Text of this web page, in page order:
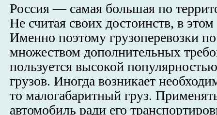
Россия — самая большая по
Не считая своих достоинств, в
Именно поэтому грузоперевозки
множеством дополнительных
пользуется высокой
грузов. Иногда возникает
то малогабаритный груз.
автомобиль ради его